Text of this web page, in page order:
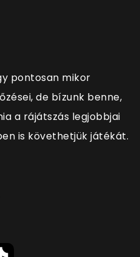
pontosan mikor
de bízunk benne,
a rájátszás legjobbjai
is követhetjük játékát.